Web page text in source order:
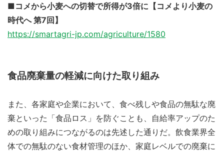
■コメから小麦への切替で所得が3倍に【コメより小麦の
時代へ 第7回】
https://smartagri-jp.com/agriculture/1580
食品廃棄量の軽減に向けた取り組み
また、各家庭や企業において、食べ残しや食品の無駄な廃
棄といった「食品ロス」を防ぐことも、自給率アップのた
めの取り組みにつながるのは先述した通りだ。飲食業界全
体での無駄のない食材管理のほか、家庭レベルでの廃棄に